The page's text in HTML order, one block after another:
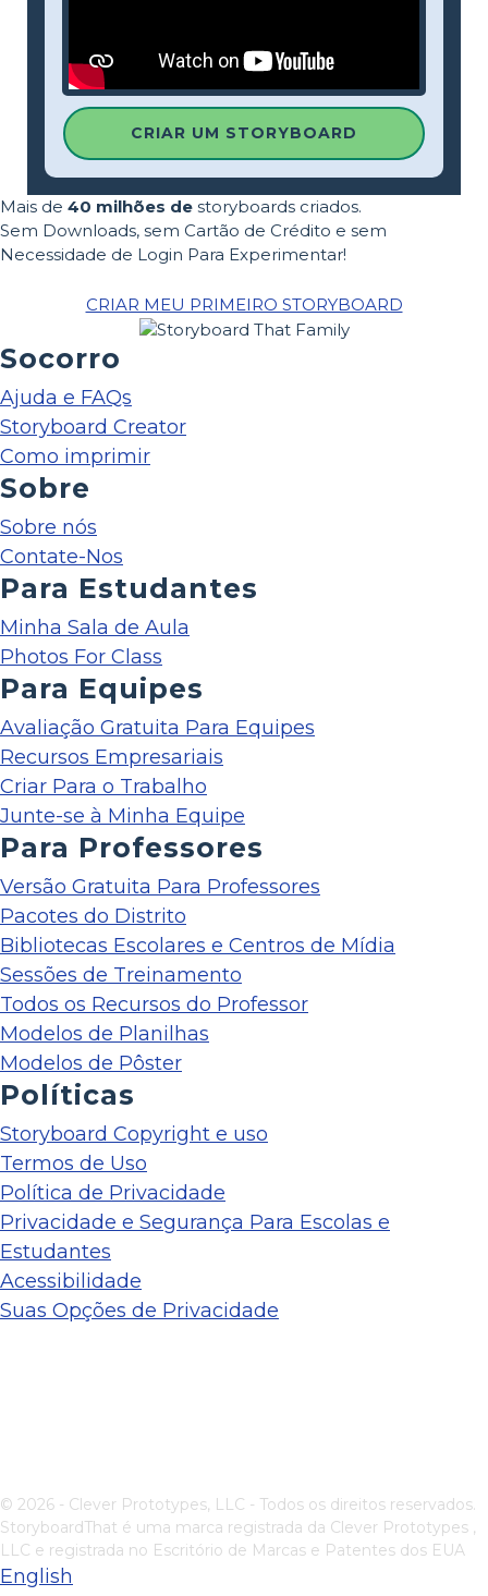
CRIAR UM STORYBOARD
Mais de 40 milhões de storyboards criados.
Sem Downloads, sem Cartão de Crédito e sem
Necessidade de Login Para Experimentar!
CRIAR MEU PRIMEIRO STORYBOARD
Socorro
Ajuda e FAQs
Storyboard Creator
Como imprimir
Sobre
Sobre nós
Contate-Nos
Para Estudantes
Minha Sala de Aula
Photos For Class
Para Equipes
Avaliação Gratuita Para Equipes
Recursos Empresariais
Criar Para o Trabalho
Junte-se à Minha Equipe
Para Professores
Versão Gratuita Para Professores
Pacotes do Distrito
Bibliotecas Escolares e Centros de Mídia
Sessões de Treinamento
Todos os Recursos do Professor
Modelos de Planilhas
Modelos de Pôster
Políticas
Storyboard Copyright e uso
Termos de Uso
Política de Privacidade
Privacidade e Segurança Para Escolas e
Estudantes
Acessibilidade
Suas Opções de Privacidade
© 2026 - Clever Prototypes, LLC - Todos os direitos reservados.
StoryboardThat é uma marca registrada da Clever Prototypes ,
LLC e registrada no Escritório de Marcas e Patentes dos EUA
English